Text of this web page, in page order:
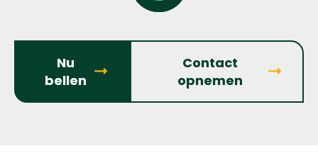
Nu
bellen
Contact
opnemen